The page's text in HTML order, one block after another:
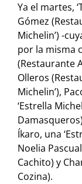
Ya el martes,
Gómez
Michelin’) -
por la misma
(Restaurante
Olleros
Michelin’),
‘Estrella
Íkaro, una
Noelia
Cachito) y
Cozina).